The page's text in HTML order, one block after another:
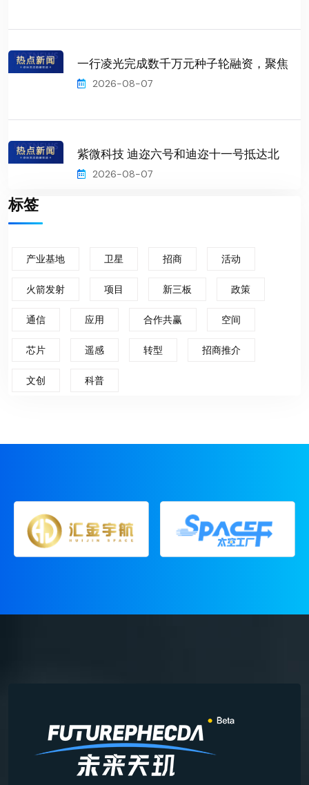
一行凌光完成数千万元种子轮融资，聚焦
2026-08-07
紫微科技 迪迩六号和迪迩十一号抵达北
2026-08-07
标签
产业基地 卫星 招商 活动
火箭发射 项目 新三板 政策
通信 应用 合作共赢 空间
芯片 遥感 转型 招商推介
文创 科普